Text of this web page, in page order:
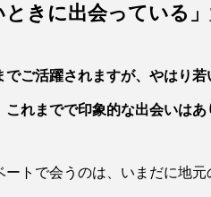
ときに出会っている
ご活躍されますが、やはり若
れまでで印象的な出会いはあ
トで会うのは、いまだに地元